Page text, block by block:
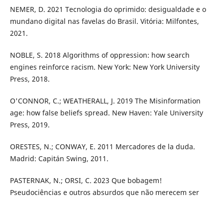
NEMER, D. 2021 Tecnologia do oprimido: desigualdade e o
mundano digital nas favelas do Brasil. Vitória: Milfontes,
2021.
NOBLE, S. 2018 Algorithms of oppression: how search
engines reinforce racism. New York: New York University
Press, 2018.
O'CONNOR, C.; WEATHERALL, J. 2019 The Misinformation
age: how false beliefs spread. New Haven: Yale University
Press, 2019.
ORESTES, N.; CONWAY, E. 2011 Mercadores de la duda.
Madrid: Capitán Swing, 2011.
PASTERNAK, N.; ORSI, C. 2023 Que bobagem!
Pseudociências e outros absurdos que não merecem ser